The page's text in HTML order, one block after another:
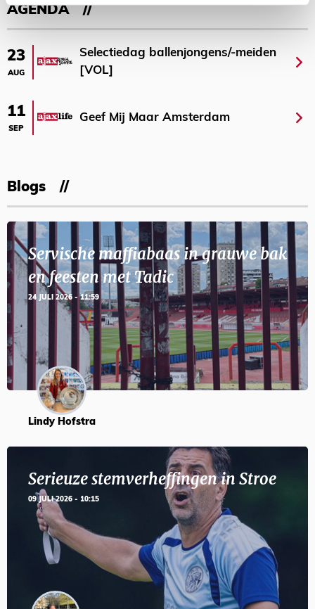
AGENDA
23
AUG
Selectiedag ballenjongens/-meiden
[VOL]
11
SEP
Geef Mij Maar Amsterdam
Blogs
Servische maffiabaas in grauwe bak
en feesten met Tadic
24 JULI 2026 - 11:59
Lindy Hofstra
Serieuze stemverheffingen in Stroe
09 JULI 2026 - 10:15